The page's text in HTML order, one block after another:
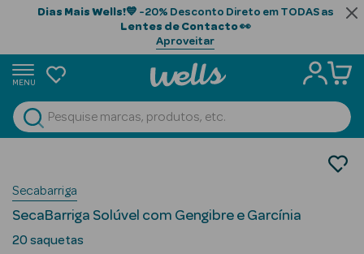
Dias Mais Wells!💙 -20% Desconto Direto em TODAS as
Lentes de Contacto👀
Aproveitar
MENU
Ver Tudo
Beauty Season
Cabelo
Profissional
Termogénicos
Secabarriga
SecaBarriga Solúvel com Gengibre e Garcínia
20 saquetas